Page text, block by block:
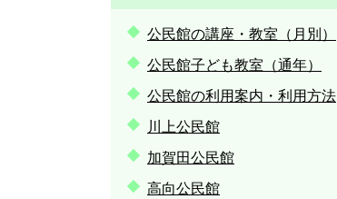
公民館の講座・教室（月別）
公民館子ども教室（通年）
公民館の利用案内・利用方法
川上公民館
加賀田公民館
高向公民館